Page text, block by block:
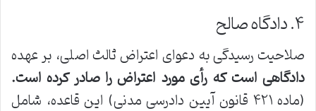
۴. دادگاه صالح
صلاحیت رسیدگی به دعوای اعتراض ثالث اصلی، بر عهده
دادگاهی است که رأی مورد اعتراض را صادر کرده است.
(ماده ۴۲۱ قانون آیین دادرسی مدنی) این قاعده، شامل